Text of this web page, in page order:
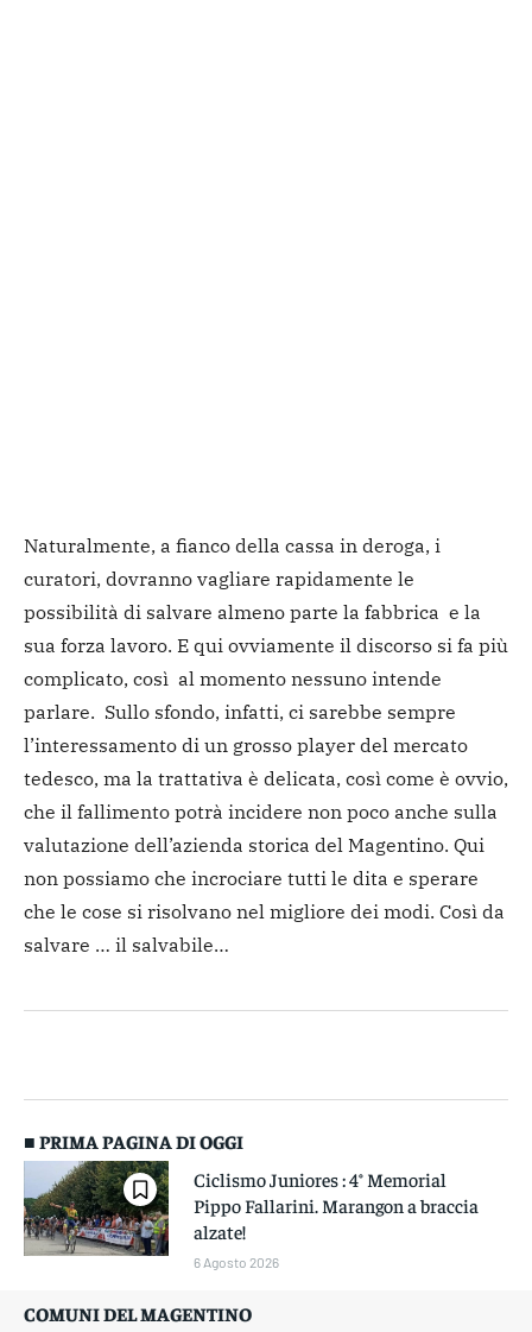
Naturalmente, a fianco della cassa in deroga, i
curatori, dovranno vagliare rapidamente le
possibilità di salvare almeno parte la fabbrica e la
sua forza lavoro. E qui ovviamente il discorso si fa più
complicato, così al momento nessuno intende
parlare. Sullo sfondo, infatti, ci sarebbe sempre
l’interessamento di un grosso player del mercato
tedesco, ma la trattativa è delicata, così come è ovvio,
che il fallimento potrà incidere non poco anche sulla
valutazione dell’azienda storica del Magentino. Qui
non possiamo che incrociare tutti le dita e sperare
che le cose si risolvano nel migliore dei modi. Così da
salvare … il salvabile…
■ PRIMA PAGINA DI OGGI
Ciclismo Juniores : 4° Memorial
Pippo Fallarini. Marangon a braccia
alzate!
6 Agosto 2026
COMUNI DEL MAGENTINO